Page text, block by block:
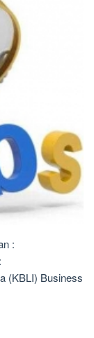
:
(KBLI) Business